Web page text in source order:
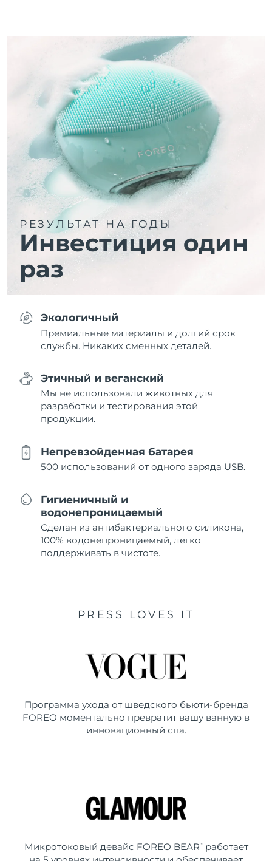
РЕЗУЛЬТАТ НА ГОДЫ
Инвестиция один
раз
Экологичный
Премиальные материалы и долгий срок
службы. Никаких сменных деталей.
Этичный и веганский
Мы не использовали животных для
разработки и тестирования этой
продукции.
Непревзойденная батарея
500 использований от одного заряда USB.
Гигиеничный и
водонепроницаемый
Сделан из антибактериального силикона,
100% водонепроницаемый, легко
поддерживать в чистоте.
PRESS LOVES IT
Программа ухода от шведского бьюти-бренда
FOREO моментально превратит вашу ванную в
инновационный спа.
Микротоковый девайс FOREO BEAR ™
работает